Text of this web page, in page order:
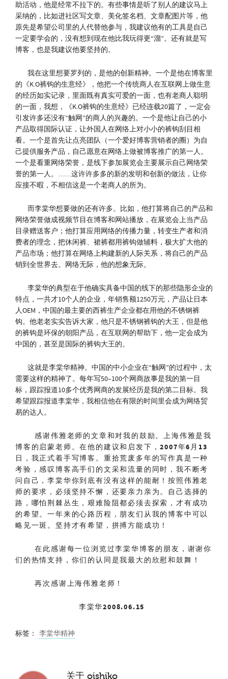
助活动，他是经常不拉下的。有些事情是听了别人的建议马上
采纳的，比如进社区写文章、美化签名档、文章配图片等，他
原先是希望公司里的人代替他参与，我建议他有的工具是自己
一定要学会的，没有想到现在他比我玩得更“溜”。还有就是写
博客，也是我建议他要坚持的。
我在这里想要罗列的，是他的创新精神。一个是他在博客里
的《K.O裤钩的生意经》，他把一个传统商人在互联网上做生意
的经历如实记录，里面既有真实可爱的一面，也有老商人聪明
的一面，我想，《K.O裤钩的生意经》已经连载20篇了，一定会
引发许多还没有“触网”的商人的兴趣的。一个是他让自己的小
产品取得国际认证，让外国人在网络上对小小的裤钩刮目相
看。一个是首先让点亮团队（一个爱好博客营销者的圈）为自
己提供服务产品，自己愿意在网络上做被博客推广的第一人。
一个是看重网络荣誉，是线下参加展览会主要展示自己网络荣
誉的第一人。……这许许多多的新的发明和创新的做法，让你
应接不暇，不相信这是一个老商人的所为。
而李棠华想要做的还有许多。比如，他打算将自己的产品和
网络荣誉做成视频节目在博客和网站播放，在展览会上当产品
目录赠送客户；他打算应用网络的传播力量，转变生产者和消
费者的理念，把休闲裤、裙裤都用裤钩做辅料，极大扩大他的
产品市场；他打算在网络上构建新的人际关系，将自己的产品
销到全世界去。网络无际，他的想象无际。
李棠华的典型在于他确实具备中国的线下的那些隐形企业的
特点，一共才10个人的企业，年销售额1250万元，产品让日本
人OEM，中国的最主要的西裤生产企业都在用他的不锈钢裤
钩。他老老实实告诉大家，他只是不锈钢裤钩的大王，但是他
的裤钩是环保的朝阳产品，在互联网的帮助下，他一定会成为
中国的，甚至是国际的裤钩大王的。
这就是李棠华精神。中国的中小企业在“触网”的过程中，太
需要这样的精神了。每年写50–100个网商故事是我的第一目
标，跟踪报道10多个优秀网商的发展经历是我的第二目标。我
希望跟踪报道李棠华，我相信他在有限的时间里会成为网络贸
易的达人。
感谢伟雅老师的文章和对我的鼓励。上海伟雅是我
博客的启蒙老师。在他的建议和启发下，2007年6月13
日，我正式着手写博客。重拾荒废多年的写作真是一种
考验，感叹博客高手们的文采和流量的同时，我不断考
问自己，李棠华你到底有没有这样的能耐！按照伟雅老
师的要求，必须坚持不懈，还要亲力亲为。自己选择的
路，哪怕荆棘丛生，艰难险阻都必须去探索，才有成功
的希望。一年来的心路历程，朋友们从我的博客中可以
略见一斑。坚持才有希望，拼搏方能成功！
在此感谢每一位浏览过李棠华博客的朋友，谢谢你
们的热情支持，你们的认同是我最大的欣慰和鼓舞！
再次感谢上海伟雅老师！
李棠华2008.06.15
标签： 李棠华精神
关于 oishiko